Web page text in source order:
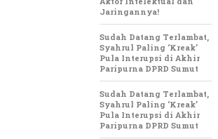
Jaringannya!
Sudah Datang Terlambat,
Syahrul Paling ‘Kreak’
Pula Interupsi di Akhir
Paripurna DPRD Sumut
Sudah Datang Terlambat,
Syahrul Paling ‘Kreak’
Pula Interupsi di Akhir
Paripurna DPRD Sumut